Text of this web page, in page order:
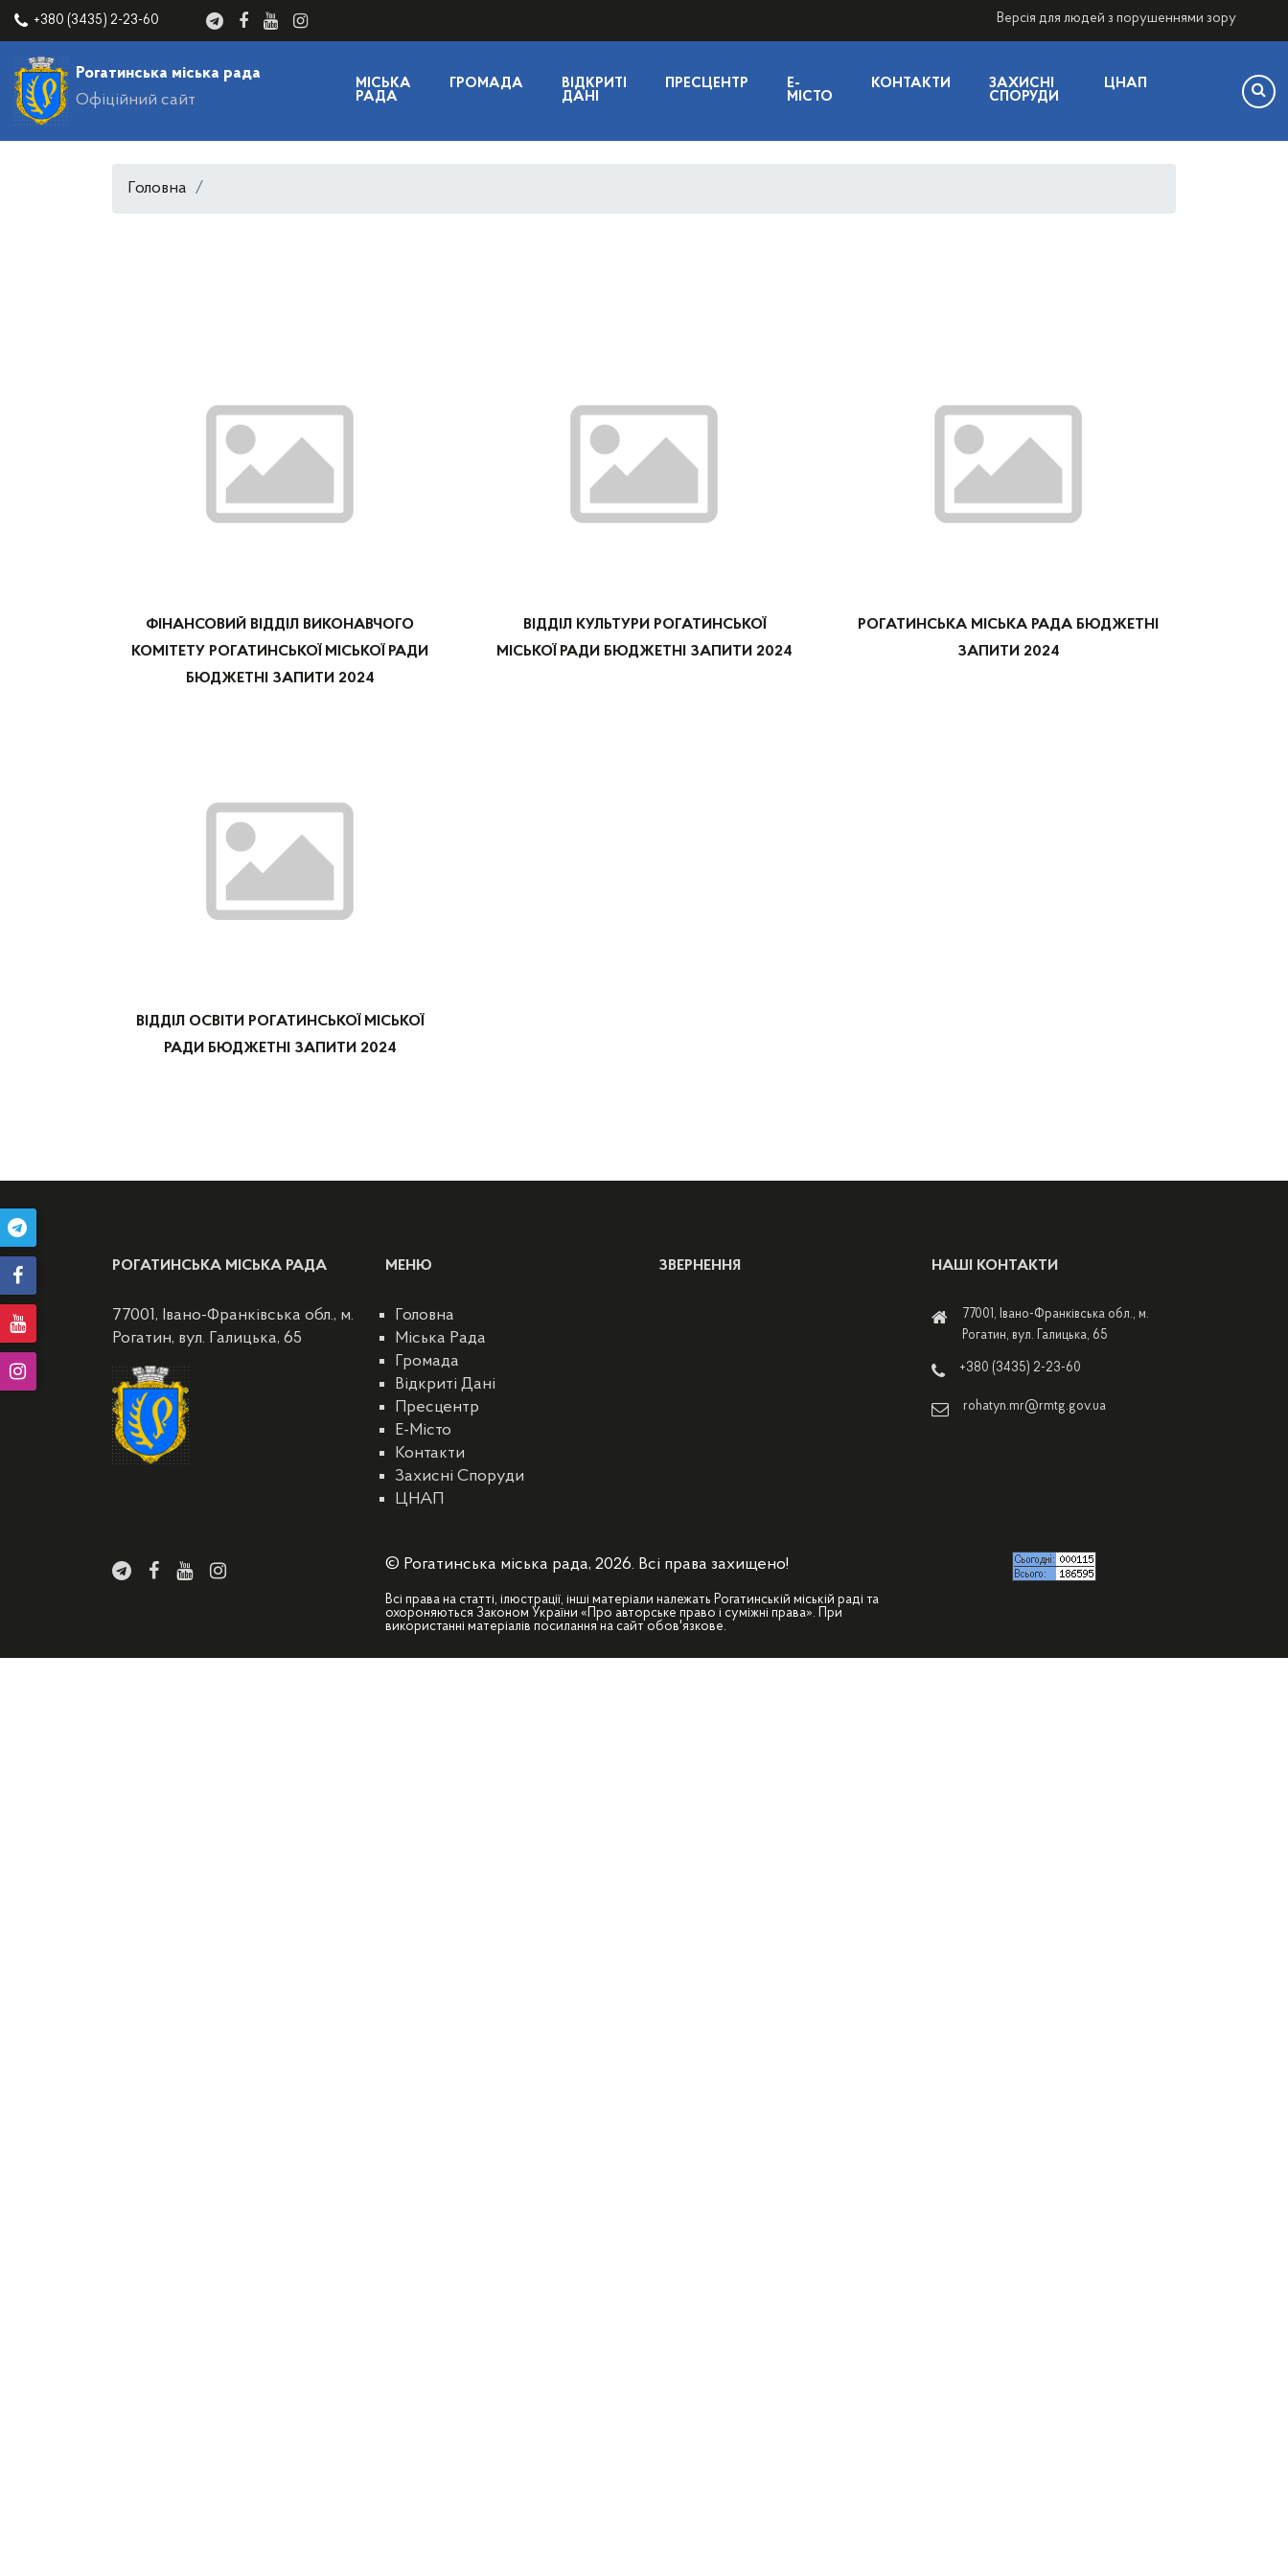
+380 (3435) 2-23-60 Версія для людей з порушеннями зору
Рогатинська міська рада
Офіційний сайт
МІСЬКА
РАДА
ГРОМАДА
ВІДКРИТІ
ДАНІ
ПРЕСЦЕНТР
E-
МІСТО
КОНТАКТИ
ЗАХИСНІ
СПОРУДИ
ЦНАП
Головна
ФІНАНСОВИЙ ВІДДІЛ ВИКОНАВЧОГО
КОМІТЕТУ РОГАТИНСЬКОЇ МІСЬКОЇ РАДИ
БЮДЖЕТНІ ЗАПИТИ 2024
ВІДДІЛ КУЛЬТУРИ РОГАТИНСЬКОЇ
МІСЬКОЇ РАДИ БЮДЖЕТНІ ЗАПИТИ 2024
РОГАТИНСЬКА МІСЬКА РАДА БЮДЖЕТНІ
ЗАПИТИ 2024
ВІДДІЛ ОСВІТИ РОГАТИНСЬКОЇ МІСЬКОЇ
РАДИ БЮДЖЕТНІ ЗАПИТИ 2024
РОГАТИНСЬКА МІСЬКА РАДА
77001, Івано-Франківська обл., м.
Рогатин, вул. Галицька, 65
МЕНЮ
Головна
Міська Рада
Громада
Відкриті Дані
Пресцентр
E-Місто
Контакти
Захисні Споруди
ЦНАП
ЗВЕРНЕННЯ НАШІ КОНТАКТИ
77001, Івано-Франківська обл., м.
Рогатин, вул. Галицька, 65
+380 (3435) 2-23-60
rohatyn.mr@rmtg.gov.ua
© Рогатинська міська рада, 2026. Всі права захищено!
Всі права на статті, ілюстрації, інші матеріали належать Рогатинській міській раді та
охороняються Законом України «Про авторське право і суміжні права». При
використанні матеріалів посилання на сайт обов'язкове.